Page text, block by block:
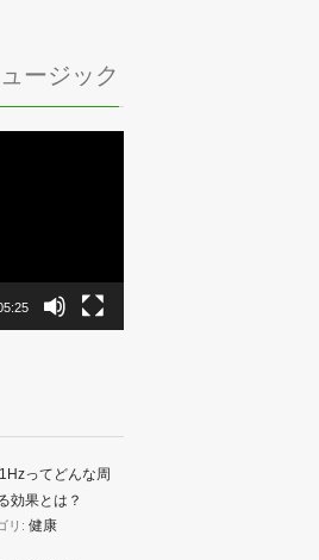
ージック
ってどんな周
効果とは？
リ: 健康